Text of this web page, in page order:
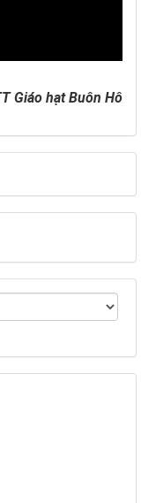
Giáo hạt Buôn Hô